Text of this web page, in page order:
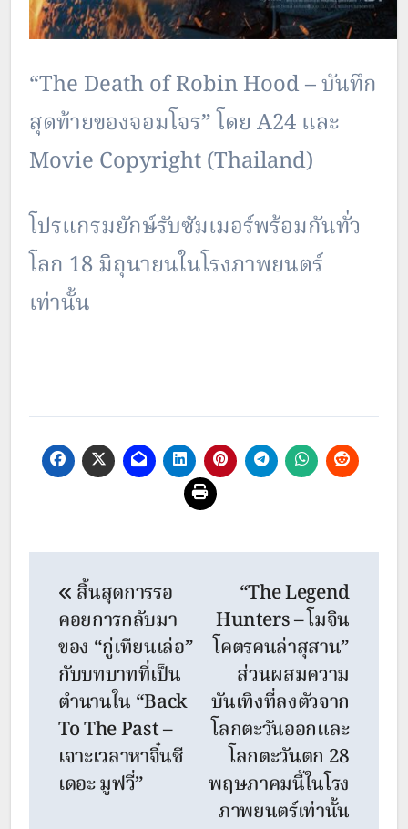
“The Death of Robin Hood – บันทึก
สุดท้ายของจอมโจร” โดย A24 และ
Movie Copyright (Thailand)
โปรแกรมยักษ์รับซัมเมอร์พร้อมกันทั่ว
โลก 18 มิถุนายนในโรงภาพยนตร์
เท่านั้น
Post
navigation
สิ้นสุดการรอ
คอยการกลับมา
ของ “กู่เทียนเล่อ”
กับบทบาทที่เป็น
ตำนานใน “Back
To The Past –
เจาะเวลาหาจิ๋นซี
เดอะ มูฟวี่”
“The Legend
Hunters – โมจิน
โคตรคนล่าสุสาน”
ส่วนผสมความ
บันเทิงที่ลงตัวจาก
โลกตะวันออกและ
โลกตะวันตก 28
พฤษภาคมนี้ในโรง
ภาพยนตร์เท่านั้น